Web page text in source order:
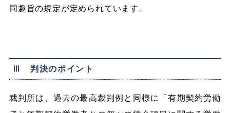
同趣旨の規定が定められています。
Ⅲ 判決のポイント
裁判所は、過去の最高裁判例と同様に「有期契約労働